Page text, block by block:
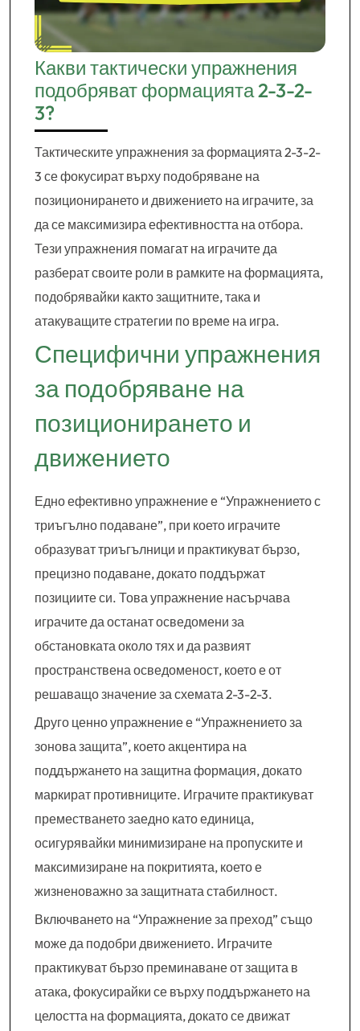
Какви тактически упражнения
подобряват формацията 2-3-2-
3?
Тактическите упражнения за формацията 2-3-2-
3 се фокусират върху подобряване на
позиционирането и движението на играчите, за
да се максимизира ефективността на отбора.
Тези упражнения помагат на играчите да
разберат своите роли в рамките на формацията,
подобрявайки както защитните, така и
атакуващите стратегии по време на игра.
Специфични упражнения
за подобряване на
позиционирането и
движението
Едно ефективно упражнение е “Упражнението с
триъгълно подаване”, при което играчите
образуват триъгълници и практикуват бързо,
прецизно подаване, докато поддържат
позициите си. Това упражнение насърчава
играчите да останат осведомени за
обстановката около тях и да развият
пространствена осведоменост, което е от
решаващо значение за схемата 2-3-2-3.
Друго ценно упражнение е “Упражнението за
зонова защита”, което акцентира на
поддържането на защитна формация, докато
маркират противниците. Играчите практикуват
преместването заедно като единица,
осигурявайки минимизиране на пропуските и
максимизиране на покритията, което е
жизненоважно за защитната стабилност.
Включването на “Упражнение за преход” също
може да подобри движението. Играчите
практикуват бързо преминаване от защита в
атака, фокусирайки се върху поддържането на
целостта на формацията, докато се движат